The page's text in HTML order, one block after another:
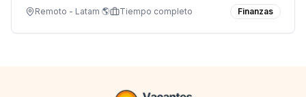
USA (excepto SF, NYC y Washington DC).
Remoto - Latam 🌎 Tiempo completo Finanzas